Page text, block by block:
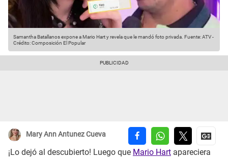
Samantha Batallanos expone a Mario Hart y revela que le mandó foto privada. Fuente: ATV-
Crédito: Composición El Popular
Mary Ann Antunez Cueva
¡Lo dejó al descubierto! Luego que Mario Hart apareciera